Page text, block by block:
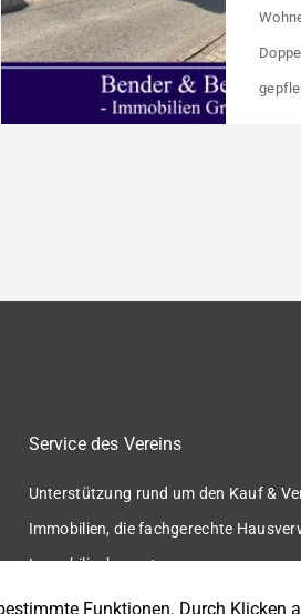
Service des Vereins
Unterstützung rund um den Kauf &
Immobilien, die fachgerechte
Immobilienbewertung u.v.m.